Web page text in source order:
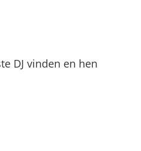
DJ vinden en hen